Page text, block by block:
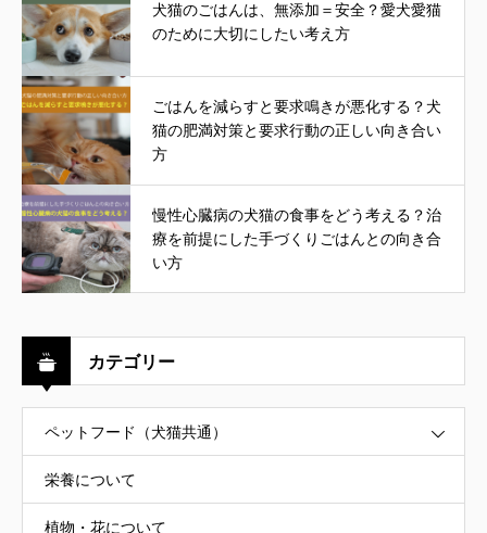
犬猫のごはんは、無添加＝安全？愛犬愛猫
のために大切にしたい考え方
ごはんを減らすと要求鳴きが悪化する？犬
猫の肥満対策と要求行動の正しい向き合い
方
慢性心臓病の犬猫の食事をどう考える？治
療を前提にした手づくりごはんとの向き合
い方
カテゴリー
ペットフード（犬猫共通）
栄養について
植物・花について